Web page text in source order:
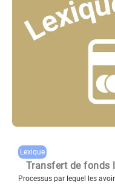
Lexique
Transfert de fonds
Processus par lequel les